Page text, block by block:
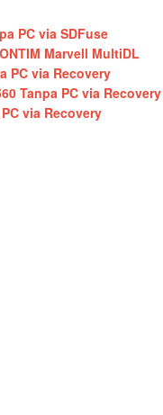
PC via SDFuse
Marvell MultiDL
PC via Recovery
Tanpa PC via Recovery
via Recovery